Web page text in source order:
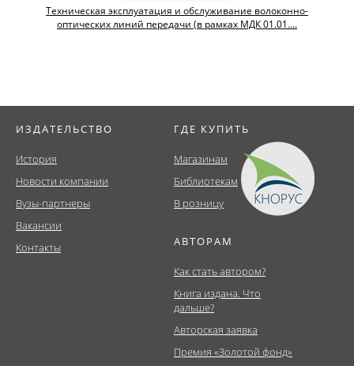
Техническая эксплуатация и обслуживание волоконно-
оптических линий передачи (в рамках МДК 01.01....
ИЗДАТЕЛЬСТВО
История
Новости компании
Вузы-партнеры
Вакансии
Контакты
ГДЕ КУПИТЬ
Магазинам
Библиотекам
В розницу
АВТОРАМ
Как стать автором?
Книга издана. Что
дальше?
Авторская заявка
Премия «Золотой фонд»